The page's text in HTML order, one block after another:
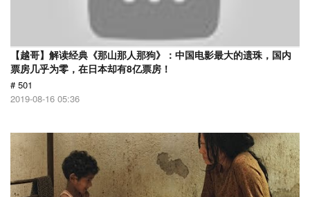
【越哥】解读经典《那山那人那狗》：中国电影最大的遗珠，国内
票房几乎为零，在日本却有8亿票房！
# 501
2019-08-16 05:36